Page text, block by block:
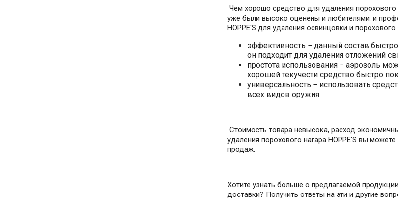
Чем хорошо средство для удаления
уже были высоко оценены и любителями, и
HOPPE'S для удаления освинцовки и
эффективность − данный состав
он подходит для удаления отложений
простота использования − аэрозоль
хорошей текучести средство быстро
универсальность − использовать
всех видов оружия.
Стоимость товара невысока, расход
удаления порохового нагара HOPPE'S вы
продаж.
Хотите узнать больше о предлагаемой
доставки? Получить ответы на эти и другие